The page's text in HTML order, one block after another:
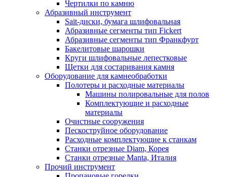
Чертилки по камню
Абразивный инструмент
Sait-диски, бумага шлифовальная
Абразивные сегменты тип Fickert
Абразивные сегменты тип Франкфурт
Бакелитовые шарошки
Круги шлифовальные лепестковые
Щетки для состаривания камня
Оборудование для камнеобработки
Полотеры и расходные материалы
Машины полировальные для полов
Комплектующие и расходные
материалы
Очистные сооружения
Пескоструйное оборудование
Расходные комплектующие к станкам
Станки отрезные Diam, Корея
Станки отрезные Manta, Италия
Прочий инструмент